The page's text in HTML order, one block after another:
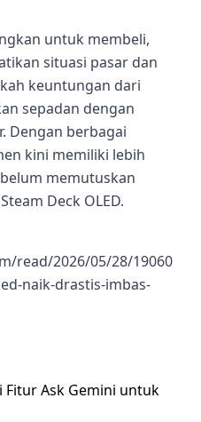
untuk membeli,
situasi pasar dan
keuntungan dari
sepadan dengan
Dengan berbagai
kini memiliki lebih
memutuskan
Deck OLED.
read/2026/05/28/19060
naik-drastis-imbas-
Ask Gemini untuk